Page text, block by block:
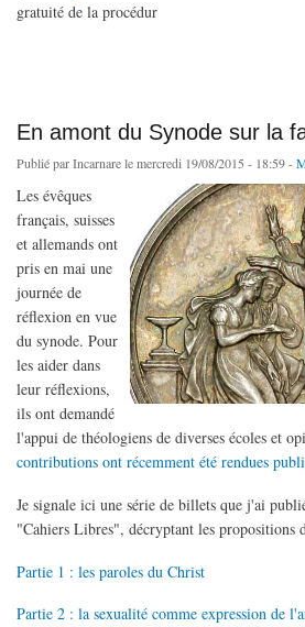
gratuité de la procédur
En amont du Synode sur la
Publié parIncarnarele mercredi 19/08/2015 - 18:59 -
Les évêques
français, suisses
et allemands ont
pris en mai une
journée de
réflexion en vue
du synode. Pour
les aider dans
leur réflexions,
ils ont demandé
l'appui de théologiens de diverses écoles et
contributions ont récemment été rendues
Je signale ici une série de billets que j'ai
"Cahiers Libres", décryptant les propositions
Partie 1 : les paroles du Christ
Partie 2 : la sexualité comme expression de